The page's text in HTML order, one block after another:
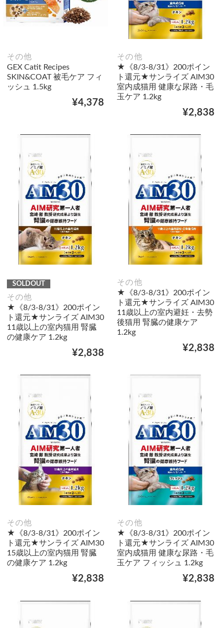
その他
GEX Catit Recipes
SKIN&COAT 被毛ケア フィ
ッシュ 1.5kg
¥4,378
その他
★《8/3-8/31》200ポイン
ト還元★サンライズ AIM30
室内成猫用 健康な尿路・毛
玉ケア 1.2kg
¥2,838
SOLDOUT
その他
★《8/3-8/31》200ポイン
ト還元★サンライズ AIM30
11歳以上の室内猫用 腎臓
の健康ケア 1.2kg
¥2,838
その他
★《8/3-8/31》200ポイン
ト還元★サンライズ AIM30
11歳以上の室内避妊・去勢
後猫用 腎臓の健康ケア
1.2kg
¥2,838
その他
★《8/3-8/31》200ポイン
ト還元★サンライズ AIM30
15歳以上の室内猫用 腎臓
の健康ケア 1.2kg
¥2,838
その他
★《8/3-8/31》200ポイン
ト還元★サンライズ AIM30
室内成猫用 健康な尿路・毛
玉ケア フィッシュ 1.2kg
¥2,838